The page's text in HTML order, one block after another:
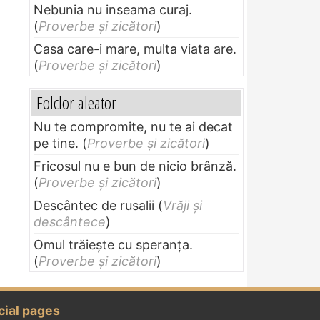
Nebunia nu inseama curaj.
(Proverbe și zicători)
Casa care-i mare, multa viata are.
(Proverbe și zicători)
Folclor aleator
Nu te compromite, nu te ai decat
pe tine. (Proverbe și zicători)
Fricosul nu e bun de nicio brânză.
(Proverbe și zicători)
Descântec de rusalii (Vrăji și
descântece)
Omul trăieşte cu speranţa.
(Proverbe și zicători)
pages